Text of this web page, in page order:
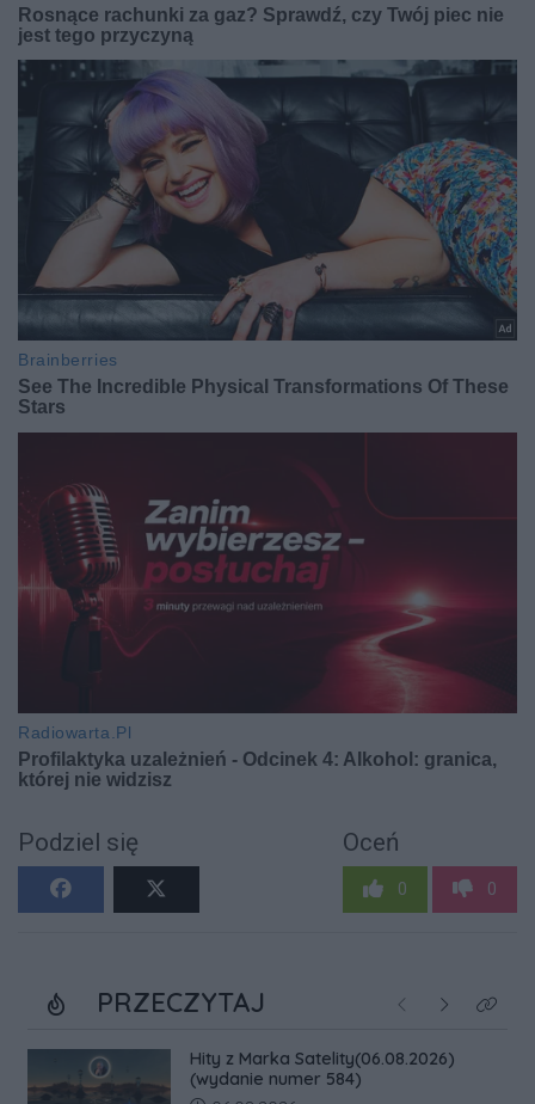
Podziel się Oceń
0 0
PRZECZYTAJ Poprzednie
NastępneKliknij
Hity z Marka Satelity(06.08.2026)
(wydanie numer 584)